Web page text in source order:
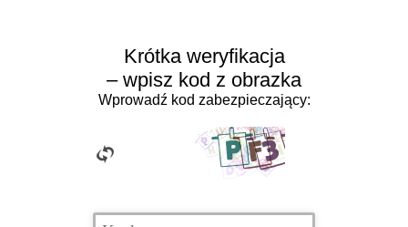
Krótka weryfikacja
– wpisz kod z obrazka
Wprowadź kod zabezpieczający: